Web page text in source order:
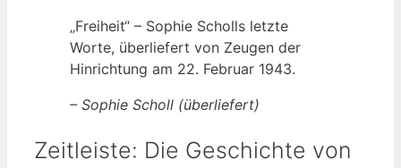
„Freiheit“ – Sophie Scholls letzte
Worte, überliefert von Zeugen der
Hinrichtung am 22. Februar 1943.
– Sophie Scholl (überliefert)
Zeitleiste: Die Geschichte von